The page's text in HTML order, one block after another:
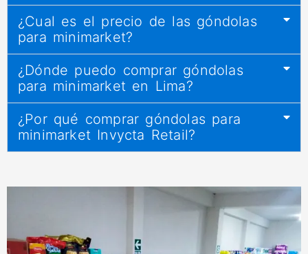
¿Cual es el precio de las góndolas
para minimarket?
¿Dónde puedo comprar góndolas
para minimarket en Lima?
¿Por qué comprar góndolas para
minimarket Invycta Retail?